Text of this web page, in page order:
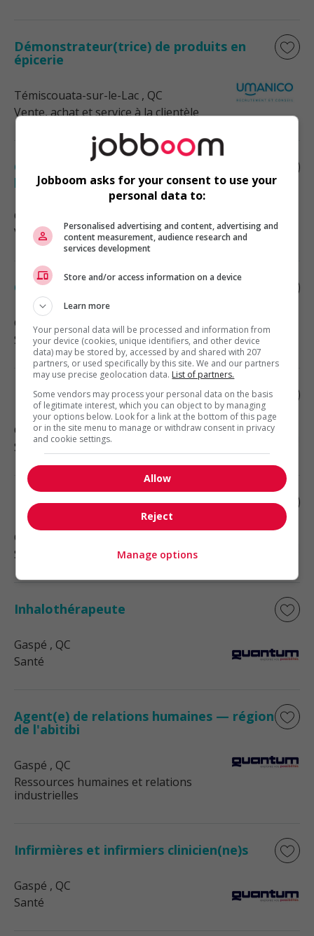
Démonstrateur(trice) de produits en
épicerie
Témiscouata-sur-le-Lac , QC
Vente, achat et service à la clientèle
Conseiller(ère) en succursale - temps
partiel (disponibilité restreinte) - gaspé
Gaspé
Vente, achat et service à la clientèle
Commis à la classification de documents
Gaspé
Soutien administratif
Inhalothérapeute
Gaspé, QC
Santé
Inhalothérapeute
Gaspé
Santé
Inhalothérapeute
Gaspé , QC
Santé
Agent(e) de relations humaines — région
de l'abitibi
Gaspé , QC
Ressources humaines et relations
industrielles
Infirmières et infirmiers clinicien(ne)s
Gaspé , QC
Santé
Jobboom asks for your consent to use your
personal data to:
Personalised advertising and content, advertising and
content measurement, audience research and
services development
Store and/or access information on a device
Learn more
Your personal data will be processed and information from
your device (cookies, unique identifiers, and other device
data) may be stored by, accessed by and shared with 207
partners, or used specifically by this site. We and our partners
may use precise geolocation data. List of partners.
Some vendors may process your personal data on the basis
of legitimate interest, which you can object to by managing
your options below. Look for a link at the bottom of this page
or in the site menu to manage or withdraw consent in privacy
and cookie settings.
Allow
Reject
Manage options